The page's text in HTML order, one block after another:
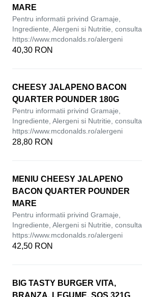
MARE
Pentru informatii privind Gramaje,
Ingrediente, Alergeni si Nutritie, consulta
https://www.mcdonalds.ro/alergeni
40,30 RON
CHEESY JALAPENO BACON
QUARTER POUNDER 180G
Pentru informatii privind Gramaje,
Ingrediente, Alergeni si Nutritie, consulta
https://www.mcdonalds.ro/alergeni
28,80 RON
MENIU CHEESY JALAPENO
BACON QUARTER POUNDER
MARE
Pentru informatii privind Gramaje,
Ingrediente, Alergeni si Nutritie, consulta
https://www.mcdonalds.ro/alergeni
42,50 RON
BIG TASTY BURGER VITA,
BRANZA, LEGUME, SOS 321G